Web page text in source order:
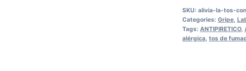
SKU: alivia-la-tos-
Categories: Gripe,
Tags: ANTIPIRETICO,
alérgica, tos de